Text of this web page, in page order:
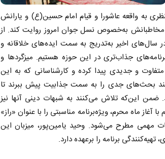
به واقعه عاشورا و قیام امام حسین(ع) و یارانش
مخاطبانش به‌خصوص نسل جوان امروز روایت کند. از
سال‌های اخیر به‌تدریج به سمت ایده‌های خلاقانه و
جذاب‌تری در این حوزه هستیم. میزگردها و
و جدیدی پیدا کرده و کارشناسانی که به این
بحث‌‌های جدی را به سمت جذابیت پیش ببرند تا
ضمن این‌که تلاش می‌کنند به شبهات دینی آنها نیز
ماه محرم، ویژه‌برنامه مناسبتی را با عنوان «راز»
مهمی مطرح می‌شود. وحید یامین‌پور، میزبان این
برنامه را برعهده دارد.